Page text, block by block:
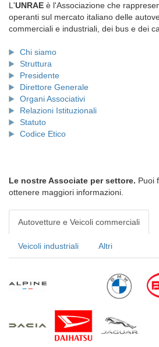
L'UNRAE è l'Associazione che
operanti sul mercato italiano delle
commerciali e industriali, dei bus e dei
Chi siamo
Struttura
Presidente
Direttore Generale
Organi Associativi
Relazioni Istituzionali
Statuto
Codice Etico
Le nostre Associate per settore. Puoi
ottenere maggiori informazioni.
Autovetture e Veicoli commerciali
Veicoli industriali Altri